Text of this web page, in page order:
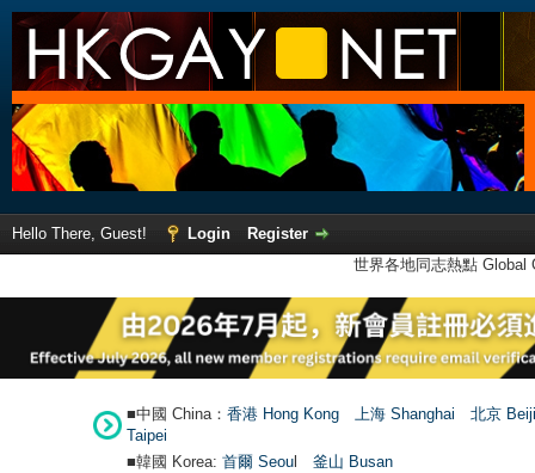
Hello There, Guest! Login
Register
世界各地同志熱點
■中國 China： 香港 Hong Kong 上海 Shanghai
北京
Taipei
■韓國 Korea: 首爾 Seoul 釜山 Busan